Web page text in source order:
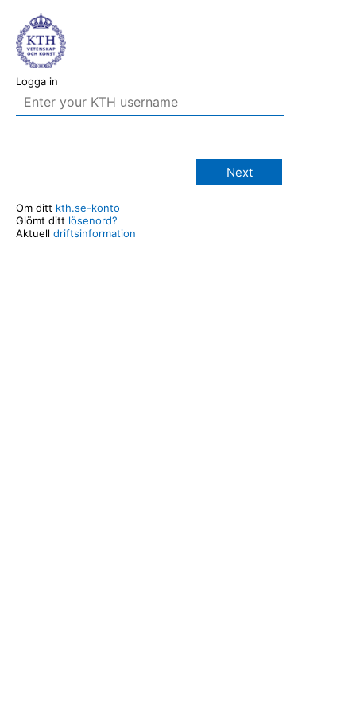
Logga in
Next
Om ditt kth.se-konto
Glömt ditt lösenord?
Aktuell driftsinformation